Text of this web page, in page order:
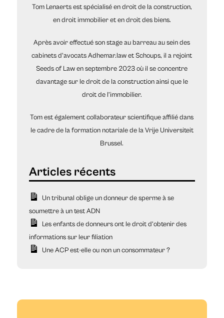
Tom Lenaerts est spécialisé en droit de la construction,
en droit immobilier et en droit des biens.
Après avoir effectué son stage au barreau au sein des
cabinets d'avocats Adhemar.law et Schoups, il a rejoint
Seeds of Law en septembre 2023 où il se concentre
davantage sur le droit de la construction ainsi que le
droit de l’immobilier.
Tom est également collaborateur scientifique affilié dans
le cadre de la formation notariale de la Vrije Universiteit
Brussel.
Un tribunal oblige un donneur de sperme à se
soumettre à un test ADN
Les enfants de donneurs ont le droit d’obtenir des
informations sur leur filiation
Une ACP est-elle ou non un consommateur ?